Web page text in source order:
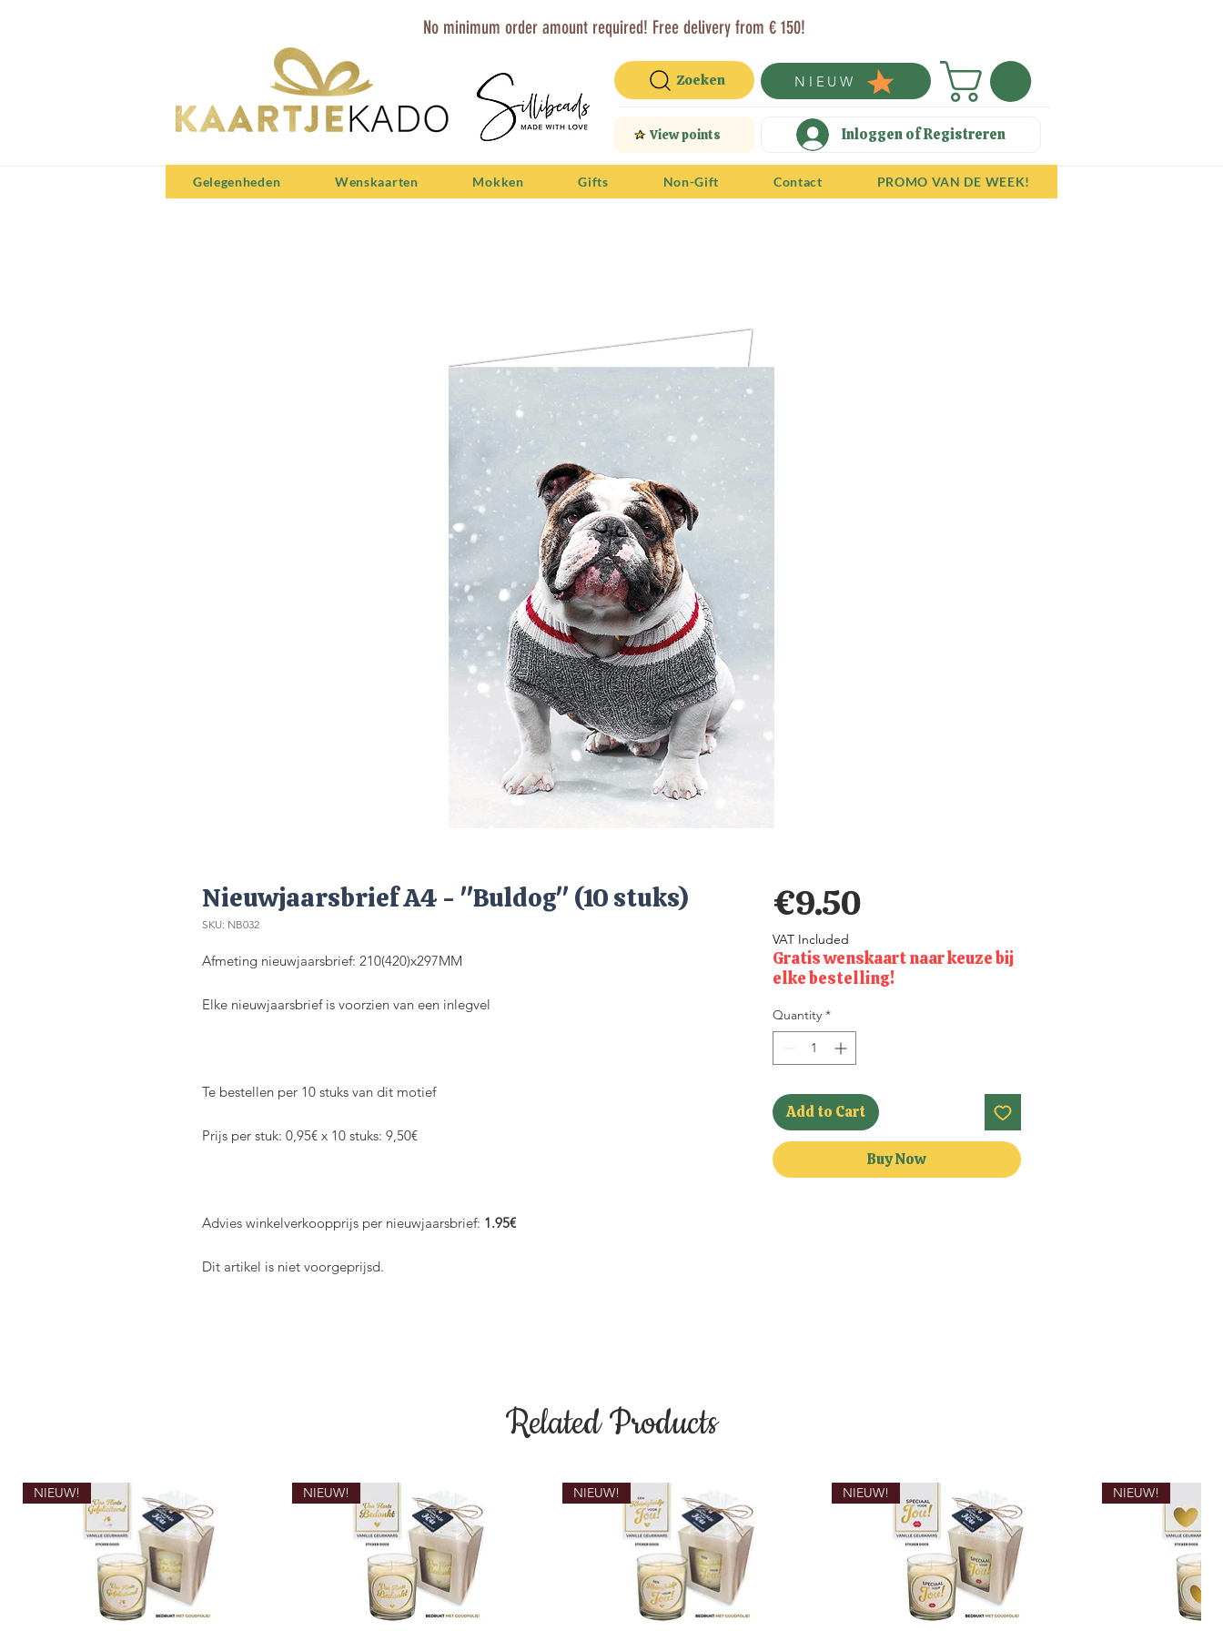
No minimum order amount required! Free delivery from € 150!
Zoeken NIEUW
View points Inloggen of Registreren
Gelegenheden Wenskaarten Mokken Gifts Non-Gift Contact PROMO VAN DE WEEK!
Nieuwjaarsbrief A4 - "Buldog" (10 stuks)
SKU: NB032
Afmeting nieuwjaarsbrief: 210(420)x297MM
Elke nieuwjaarsbrief is voorzien van een inlegvel
Te bestellen per 10 stuks van dit motief
Prijs per stuk: 0,95€ x 10 stuks: 9,50€
Advies winkelverkoopprijs per nieuwjaarsbrief: 1.95€
Dit artikel is niet voorgeprijsd.
€9.50Price
VAT Included
Gratis wenskaart naar keuze bij
elke bestelling!
Quantity *
Add to Cart
Buy Now
Related Products
NIEUW! NIEUW! NIEUW! NIEUW! NIEUW!